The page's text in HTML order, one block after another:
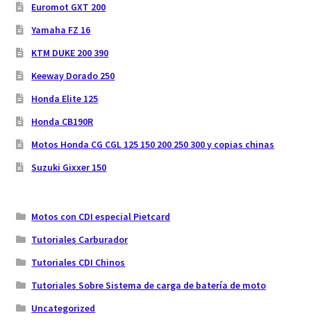
Euromot GXT 200
Yamaha FZ 16
KTM DUKE 200 390
Keeway Dorado 250
Honda Elite 125
Honda CB190R
Motos Honda CG CGL 125 150 200 250 300 y copias chinas
Suzuki Gixxer 150
Motos con CDI especial Pietcard
Tutoriales Carburador
Tutoriales CDI Chinos
Tutoriales Sobre Sistema de carga de batería de moto
Uncategorized